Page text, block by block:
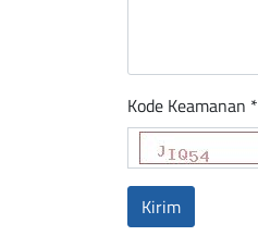
Kode Keamanan *